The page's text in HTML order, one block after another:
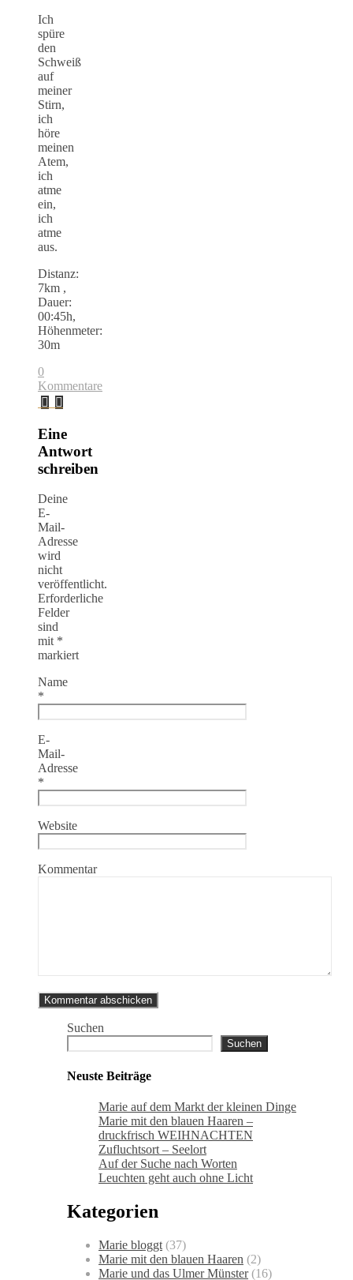
Ich
spüre
den
Schweiß
auf
meiner
Stirn,
ich
höre
meinen
Atem,
ich
atme
ein,
ich
atme
aus.
Distanz:
7km ,
Dauer:
00:45h,
Höhenmeter:
30m
0
Kommentare
Eine
Antwort
schreiben
Deine
E-
Mail-
Adresse
wird
nicht
veröffentlicht.
Erforderliche
Felder
sind
mit *
markiert
Name
*
E-
Mail-
Adresse
*
Website
Kommentar
Suchen
Suchen
Neuste Beiträge
Marie auf dem Markt der kleinen Dinge
Marie mit den blauen Haaren –
druckfrisch WEIHNACHTEN
Zufluchtsort – Seelort
Auf der Suche nach Worten
Leuchten geht auch ohne Licht
Kategorien
Marie bloggt (37)
Marie mit den blauen Haaren (2)
Marie und das Ulmer Münster(16)